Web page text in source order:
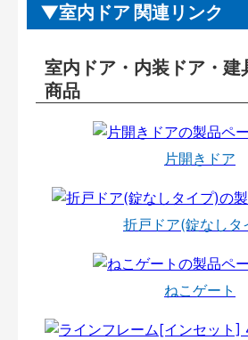
室内ドア 関連リンク
室内ドア・内装ドア・建
商品
片開きドア
折戸ドア(錠なしタ
ねこゲート